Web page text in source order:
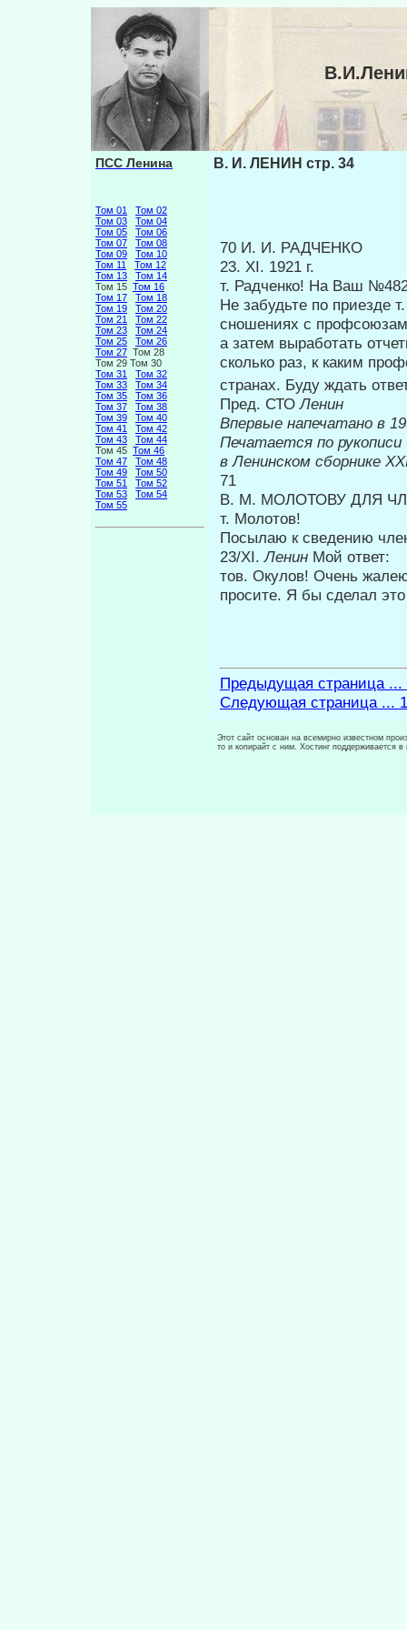
ПСС Ленина
Том 01
Том 02
Том 03
Том 04
Том 05
Том 06
Том 07
Том 08
Том 09
Том 10
Том 11
Том 12
Том 13
Том 14
Том 15 Том 16
Том 17
Том 18
Том 19
Том 20
Том 21
Том 22
Том 23
Том 24
Том 25
Том 26
Том 27 Том 28
Том 29 Том 30
Том 31
Том 32
Том 33
Том 34
Том 35
Том 36
Том 37
Том 38
Том 39
Том 40
Том 41
Том 42
Том 43
Том 44
Том 45 Том 46
Том 47
Том 48
Том 49
Том 50
Том 51
Том 52
Том 53
Том 54
Том 55
В. И. ЛЕНИН стр. 34
70 И. И. РАДЧЕНКО
23. XI. 1921 г.
т. Радченко! На Ваш
Не забудьте по приезде
сношениях с
а затем выработать
сколько раз, к каким
странах. Буду ждать
Пред. СТОЛенин
Впервые
Печатается по рукописи
в Ленинском сборнике
71
В. М. МОЛОТОВУ ДЛЯ
т. Молотов!
Посылаю к сведению
23/XI.Ленин Мой ответ:
тов. Окулов! Очень
проси­те. Я бы сделал
Предыдущая страница ...
Следующая страница ... 1
Этот сайт основан на всемирно известном
то и копирайт с ним. Хостинг поддерживается